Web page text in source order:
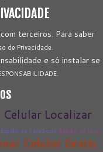
terceiros. Para saber
de Privacidade.
e só instalar se
Celular Localizar
Espião de Facebook Espião de tela
Celular Gratis